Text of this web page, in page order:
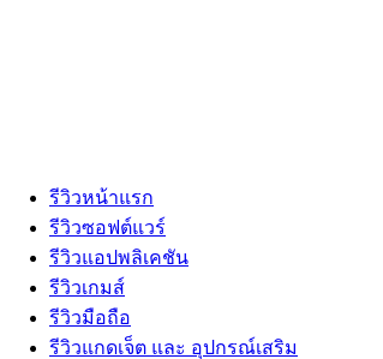
รีวิวหน้าแรก
รีวิวซอฟต์แวร์
รีวิวแอปพลิเคชัน
รีวิวเกมส์
รีวิวมือถือ
รีวิวแกดเจ็ต และ อุปกรณ์เสริม